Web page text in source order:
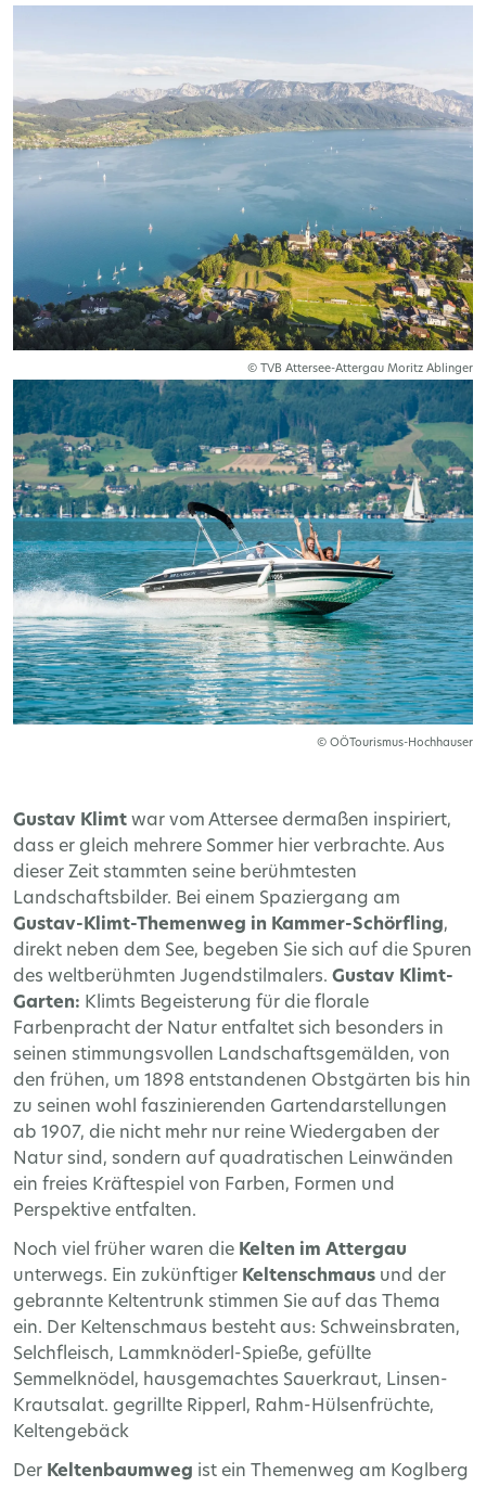
© TVB Attersee-Attergau Moritz Ablinger
© OÖTourismus-Hochhauser
Gustav Klimt war vom Attersee dermaßen inspiriert,
dass er gleich mehrere Sommer hier verbrachte. Aus
dieser Zeit stammten seine berühmtesten
Landschaftsbilder. Bei einem Spaziergang am
Gustav-Klimt-Themenweg in Kammer-Schörfling,
direkt neben dem See, begeben Sie sich auf die Spuren
des weltberühmten Jugendstilmalers. Gustav Klimt-
Garten: Klimts Begeisterung für die florale
Farbenpracht der Natur entfaltet sich besonders in
seinen stimmungsvollen Landschaftsgemälden, von
den frühen, um 1898 entstandenen Obstgärten bis hin
zu seinen wohl faszinierenden Gartendarstellungen
ab 1907, die nicht mehr nur reine Wiedergaben der
Natur sind, sondern auf quadratischen Leinwänden
ein freies Kräftespiel von Farben, Formen und
Perspektive entfalten.
Noch viel früher waren die Kelten im Attergau
unterwegs. Ein zukünftiger Keltenschmaus und der
gebrannte Keltentrunk stimmen Sie auf das Thema
ein. Der Keltenschmaus besteht aus: Schweinsbraten,
Selchfleisch, Lammknöderl-Spieße, gefüllte
Semmelknödel, hausgemachtes Sauerkraut, Linsen-
Krautsalat. gegrillte Ripperl, Rahm-Hülsenfrüchte,
Keltengebäck
Der Keltenbaumweg ist ein Themenweg am Koglberg